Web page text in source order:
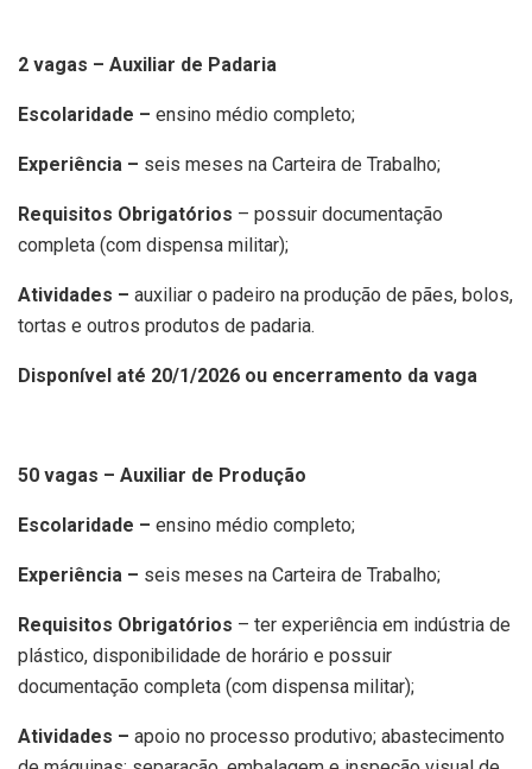
2 vagas – Auxiliar de Padaria
Escolaridade – ensino médio completo;
Experiência – seis meses na Carteira de Trabalho;
Requisitos Obrigatórios – possuir documentação
completa (com dispensa militar);
Atividades – auxiliar o padeiro na produção de pães, bolos,
tortas e outros produtos de padaria.
Disponível até 20/1/2026 ou encerramento da vaga
50 vagas – Auxiliar de Produção
Escolaridade – ensino médio completo;
Experiência – seis meses na Carteira de Trabalho;
Requisitos Obrigatórios – ter experiência em indústria de
plástico, disponibilidade de horário e possuir
documentação completa (com dispensa militar);
Atividades – apoio no processo produtivo; abastecimento